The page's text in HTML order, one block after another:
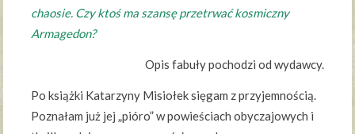
chaosie. Czy ktoś ma szansę przetrwać kosmiczny
Armagedon?
Opis fabuły pochodzi od wydawcy.
Po książki Katarzyny Misiołek sięgam z przyjemnością.
Poznałam już jej „pióro” w powieściach obyczajowych i